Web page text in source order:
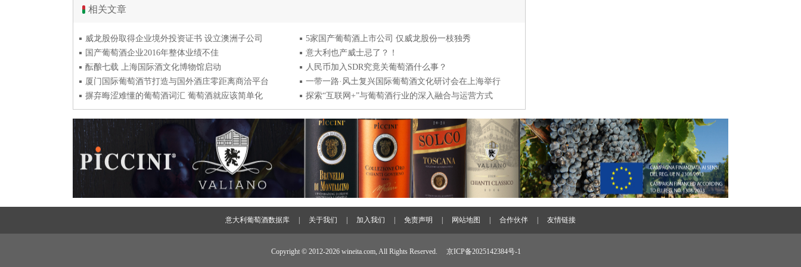
相关文章
威龙股份取得企业境外投资证书 设立澳洲子公司
5家国产葡萄酒上市公司 仅威龙股份一枝独秀
国产葡萄酒企业2016年整体业绩不佳
意大利也产威士忌了？！
酝酿七载 上海国际酒文化博物馆启动
人民币加入SDR究竟关葡萄酒什么事？
厦门国际葡萄酒节打造与国外酒庄零距离商洽平台
一带一路·风土复兴国际葡萄酒文化研讨会在上海举行
摒弃晦涩难懂的葡萄酒词汇 葡萄酒就应该简单化
探索“互联网+”与葡萄酒行业的深入融合与运营方式
意大利葡萄酒数据库 关于我们 加入我们 免责声明 网站地图 合作伙伴 友情链接
Copyright © 2012-2026 wineita.com, All Rights Reserved. 京ICP备2025142384号-1